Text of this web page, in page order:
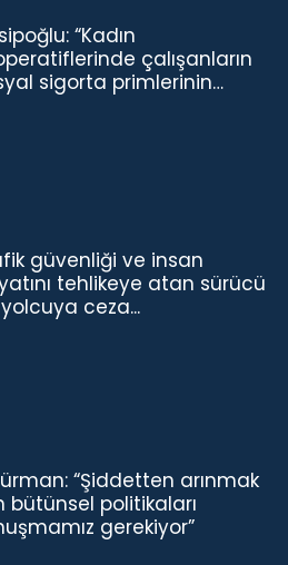
“Kadın
çalışanların
sigorta primlerinin
güvenliği ve insan
tehlikeye atan sürücü
ceza...
“Şiddetten arınmak
bütünsel politikaları
gerekiyor”